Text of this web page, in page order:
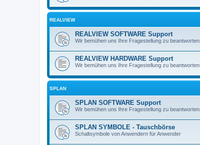
REALVIEW
REALVIEW SOFTWARE Support
Wir bemühen uns Ihre Fragestellung zu beantworten.
REALVIEW HARDWARE Support
Wir bemühen uns Ihre Fragestellung zu beantworten.
SPLAN
SPLAN SOFTWARE Support
Wir bemühen uns Ihre Fragestellung zu beantworten.
SPLAN SYMBOLE - Tauschbörse
Schaltsymbole von Anwendern für Anwender